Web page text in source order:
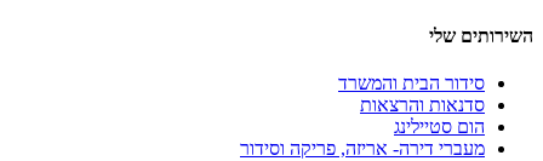
השירותים שלי
סידור הבית והמשרד
סדנאות והרצאות
הום סטיילינג
מעברי דירה- אריזה, פריקה וסידור